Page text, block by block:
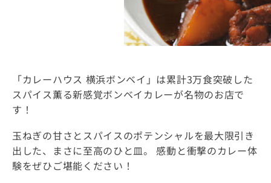
「カレーハウス 横浜ボンベイ」は累計3万食突破した
スパイス薫る新感覚ボンベイカレーが名物のお店で
す！
玉ねぎの甘さとスパイスのポテンシャルを最大限引き
出した、まさに至高のひと皿。 感動と衝撃のカレー体
験をぜひご堪能ください！